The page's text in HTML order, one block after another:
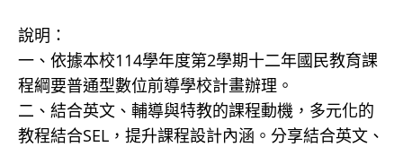
說明：
一、依據本校114學年度第2學期十二年國民教育課
程綱要普通型數位前導學校計畫辦理。
二、結合英文、輔導與特教的課程動機，多元化的
教程結合SEL，提升課程設計內涵。分享結合英文、